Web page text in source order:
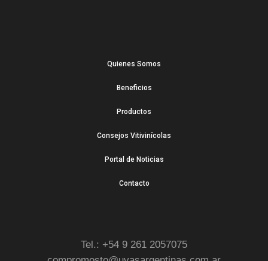
Quienes Somos
Beneficios
Productos
Consejos Vitivinícolas
Portal de Noticias
Contacto
Tel.: +54 9 261 2057075